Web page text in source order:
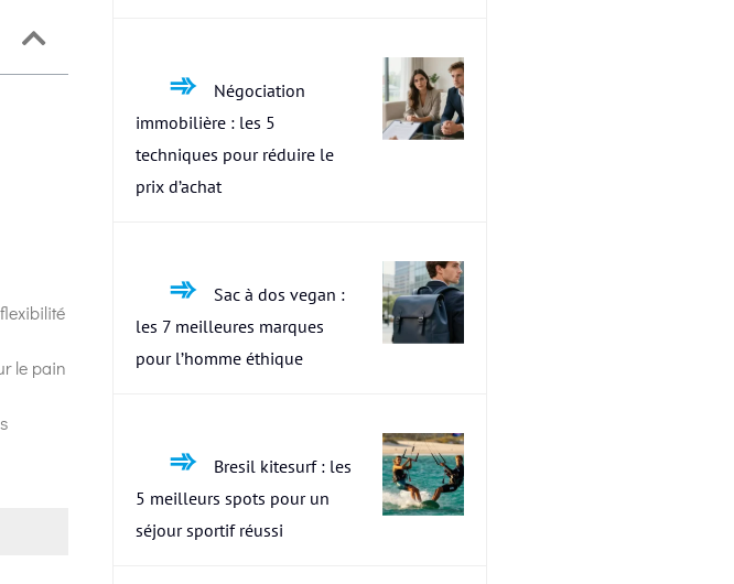
le pain
Négociation
immobilière : les 5
techniques pour réduire le
prix d’achat
Sac à dos vegan :
les 7 meilleures marques
pour l’homme éthique
Bresil kitesurf : les
5 meilleurs spots pour un
séjour sportif réussi